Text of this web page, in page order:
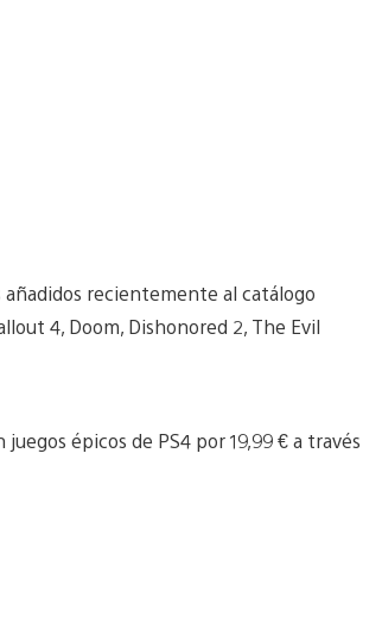
añadidos recientemente al catálogo
4, Doom, Dishonored 2, The Evil
épicos de PS4 por 19,99 € a través